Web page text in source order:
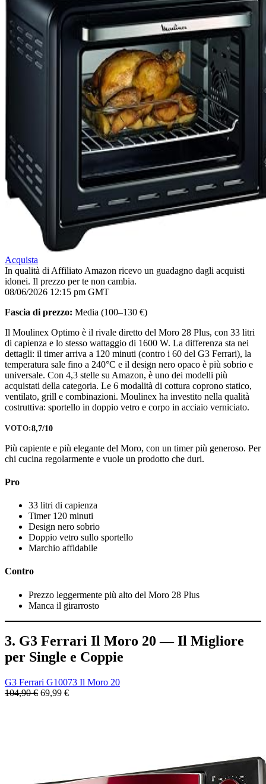
Acquista
In qualità di Affiliato Amazon ricevo un guadagno dagli acquisti
idonei. Il prezzo per te non cambia.
08/06/2026 12:15 pm GMT
Fascia di prezzo: Media (100–130 €)
Il Moulinex Optimo è il rivale diretto del Moro 28 Plus, con 33 litri
di capienza e lo stesso wattaggio di 1600 W. La differenza sta nei
dettagli: il timer arriva a 120 minuti (contro i 60 del G3 Ferrari), la
temperatura sale fino a 240°C e il design nero opaco è più sobrio e
universale. Con 4,3 stelle su Amazon, è uno dei modelli più
acquistati della categoria. Le 6 modalità di cottura coprono statico,
ventilato, grill e combinazioni. Moulinex ha investito nella qualità
costruttiva: sportello in doppio vetro e corpo in acciaio verniciato.
VOTO:8,7/10
Più capiente e più elegante del Moro, con un timer più generoso. Per
chi cucina regolarmente e vuole un prodotto che duri.
Pro
33 litri di capienza
Timer 120 minuti
Design nero sobrio
Doppio vetro sullo sportello
Marchio affidabile
Contro
Prezzo leggermente più alto del Moro 28 Plus
Manca il girarrosto
3. G3 Ferrari Il Moro 20 — Il Migliore
per Single e Coppie
G3 Ferrari G10073 Il Moro 20
104,90 € 69,99 €